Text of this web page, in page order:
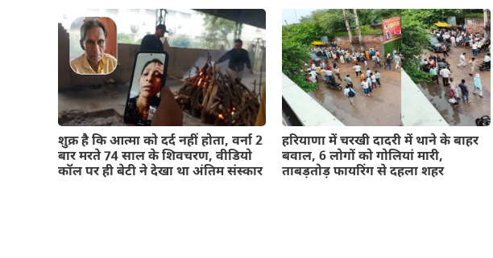
शुक्र है कि आत्मा को दर्द नहीं होता, वर्ना 2
बार मरते 74 साल के शिवचरण, वीडियो
कॉल पर ही बेटी ने देखा था अंतिम संस्कार
हरियाणा में चरखी दादरी में थाने के बाहर
बवाल, 6 लोगों को गोलियां मारी,
ताबड़तोड़ फायरिंग से दहला शहर